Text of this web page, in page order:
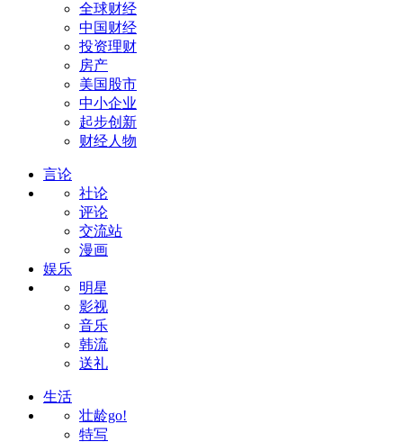
全球财经
中国财经
投资理财
房产
美国股市
中小企业
起步创新
财经人物
言论
社论
评论
交流站
漫画
娱乐
明星
影视
音乐
韩流
送礼
生活
壮龄go!
特写